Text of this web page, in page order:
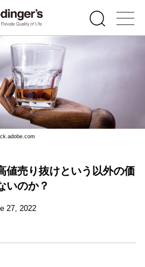
値売り抜けという以外の価
いのか？
27, 2022